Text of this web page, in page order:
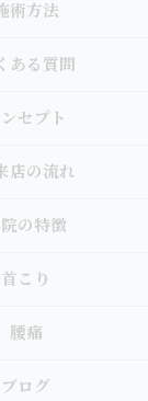
術方法
ある質問
セプト
店の流れ
の特徴
首こり
腰痛
ブログ